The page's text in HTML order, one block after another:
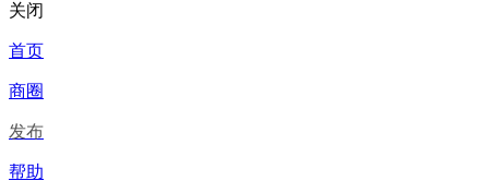
关闭
首页
商圈
发布
帮助